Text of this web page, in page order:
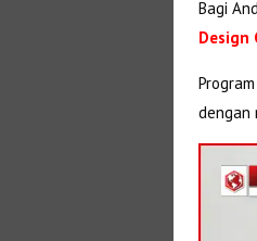
Bagi
Design
dengan